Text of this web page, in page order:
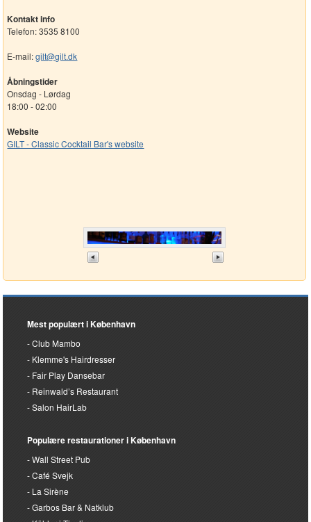
Kontakt info
Telefon: 3535 8100
E-mail:gilt@gilt.dk
Åbningstider
Onsdag - Lørdag
18:00 - 02:00
Website
GILT - Classic Cocktail Bar's website
Mest populært i København
Club Mambo
Klemme's Hairdresser
Fair Play Dansebar
Reinwald’s Restaurant
Salon HairLab
Populære restaurationer i København
Wall Street Pub
Café Svejk
La Sirène
Garbos Bar & Natklub